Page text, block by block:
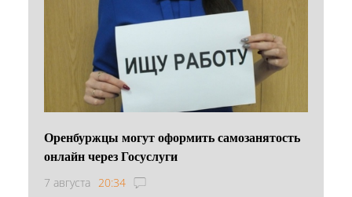
Оренбуржцы могут оформить самозанятость
онлайн через Госуслуги
7 августа 20:34